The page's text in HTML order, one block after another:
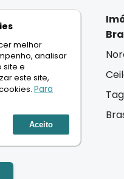
Imóveis
Inteiro
Lançamentos
melhor
analisar
site e
este site,
Para
Aceito